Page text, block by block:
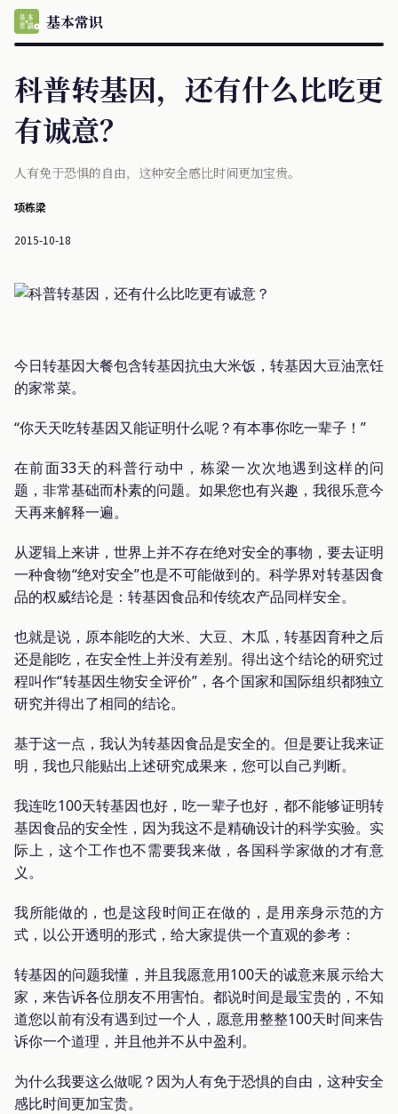
基本常识
科普转基因，还有什么比吃更
有诚意？
人有免于恐惧的自由，这种安全感比时间更加宝贵。
项栋梁
2015-10-18
今日转基因大餐包含转基因抗虫大米饭，转基因大豆油烹饪
的家常菜。
“你天天吃转基因又能证明什么呢？有本事你吃一辈子！”
在前面33天的科普行动中，栋梁一次次地遇到这样的问
题，非常基础而朴素的问题。如果您也有兴趣，我很乐意今
天再来解释一遍。
从逻辑上来讲，世界上并不存在绝对安全的事物，要去证明
一种食物“绝对安全”也是不可能做到的。科学界对转基因食
品的权威结论是：转基因食品和传统农产品同样安全。
也就是说，原本能吃的大米、大豆、木瓜，转基因育种之后
还是能吃，在安全性上并没有差别。得出这个结论的研究过
程叫作“转基因生物安全评价”，各个国家和国际组织都独立
研究并得出了相同的结论。
基于这一点，我认为转基因食品是安全的。但是要让我来证
明，我也只能贴出上述研究成果来，您可以自己判断。
我连吃100天转基因也好，吃一辈子也好，都不能够证明转
基因食品的安全性，因为我这不是精确设计的科学实验。实
际上，这个工作也不需要我来做，各国科学家做的才有意
义。
我所能做的，也是这段时间正在做的，是用亲身示范的方
式，以公开透明的形式，给大家提供一个直观的参考：
转基因的问题我懂，并且我愿意用100天的诚意来展示给大
家，来告诉各位朋友不用害怕。都说时间是最宝贵的，不知
道您以前有没有遇到过一个人，愿意用整整100天时间来告
诉你一个道理，并且他并不从中盈利。
为什么我要这么做呢？因为人有免于恐惧的自由，这种安全
感比时间更加宝贵。